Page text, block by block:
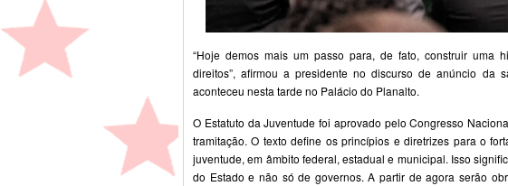
“Hoje demos mais um passo para, de fato, construir uma
direitos”, afirmou a presidente no discurso de anúncio da
aconteceu nesta tarde no Palácio do Planalto.
O Estatuto da Juventude foi aprovado pelo Congresso
tramitação. O texto define os princípios e diretrizes para o
juventude, em âmbito federal, estadual e municipal. Isso
do Estado e não só de governos. A partir de agora serão